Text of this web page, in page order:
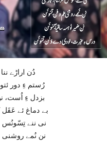
دُن اراڑے
رُستم ءِ دور
بزدل ءِ اُست،
بے دماغ ئے
نی ننے تِسّونُس
نن نُمے روشنی